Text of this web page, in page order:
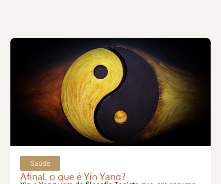
Saúde
Afinal, o que é Yin Yang?